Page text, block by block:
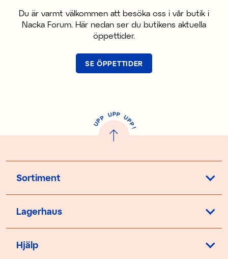
Du är varmt välkommen att besöka oss i vår butik i
Nacka Forum. Här nedan ser du butikens aktuella
öppettider.
SE ÖPPETTIDER
U
P
P UPP UP
P
!
Sortiment
Lagerhaus
Hjälp